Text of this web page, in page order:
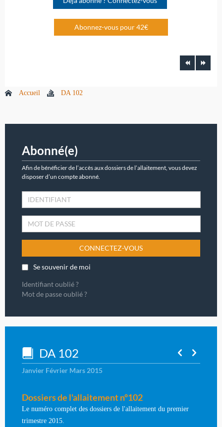
Abonnez-vous pour 42€
Accueil DA 102
Abonné(e)
Afin de bénéficier de l’accès aux dossiers de l’allaitement, vous devez
disposer d’un compte abonné.
CONNECTEZ-VOUS
Se souvenir de moi
Identifiant oublié ?
Mot de passe oublié ?
DA 102
Janvier Février Mars 2015
Dossiers de l'allaitement n°102
Le numéro complet des dossiers de l'allaitement du premier
trimestre 2015.